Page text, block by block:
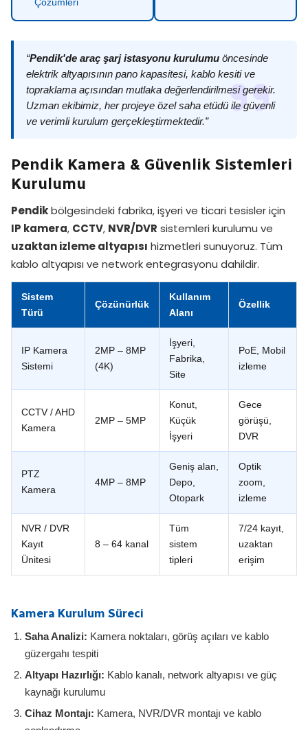
“Pendik'de araç şarj istasyonu kurulumu öncesinde
elektrik altyapısının pano kapasitesi, kablo kesiti ve
topraklama açısından mutlaka değerlendirilmesi gerekir.
Uzman ekibimiz, her projeye özel saha etüdü ile güvenli
ve verimli kurulum gerçekleştirmektedir.”
Pendik Kamera & Güvenlik Sistemleri
Kurulumu
Pendikbölgesindeki fabrika, işyeri ve ticari tesisler için
IP kamera, CCTV, NVR/DVR sistemleri kurulumu ve
uzaktan izleme altyapısı hizmetleri sunuyoruz. Tüm
kablo altyapısı ve network entegrasyonu dahildir.
Sistem
Türü
Çözünürlük
Kullanım
Alanı
Özellik
IP Kamera
Sistemi
2MP – 8MP
(4K)
İşyeri,
Fabrika,
Site
PoE, Mobil
izleme
CCTV / AHD
Kamera
2MP – 5MP
Konut,
Küçük
İşyeri
Gece
görüşü,
DVR
PTZ
Kamera
4MP – 8MP
Geniş alan,
Depo,
Otopark
Optik
zoom,
izleme
NVR / DVR
Kayıt
Ünitesi
8 – 64 kanal
Tüm
sistem
tipleri
7/24 kayıt,
uzaktan
erişim
Kamera Kurulum Süreci
Saha Analizi: Kamera noktaları, görüş açıları ve kablo
güzergahı tespiti
Altyapı Hazırlığı: Kablo kanalı, network altyapısı ve güç
kaynağı kurulumu
Cihaz Montajı: Kamera, NVR/DVR montajı ve kablo